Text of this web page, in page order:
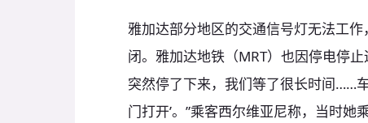
雅加达部分地区的交通信号灯无法工
闭。雅加达地铁（MRT）也因停电停
突然停了下来，我们等了很长时间……
门打开’。”乘客西尔维亚尼称，当时